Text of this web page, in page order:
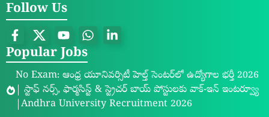
Follow Us
Popular Jobs
No Exam: ఆంధ్ర యూనివర్సిటీ హెల్త్ సెంటర్‌లో ఉద్యోగాల భర్తీ 2026
| స్టాఫ్ నర్స్, ఫార్మసిస్ట్ & స్ట్రెచర్ బాయ్ పోస్టులకు వాక్-ఇన్ ఇంటర్వ్యూ
|Andhra University Recruitment 2026